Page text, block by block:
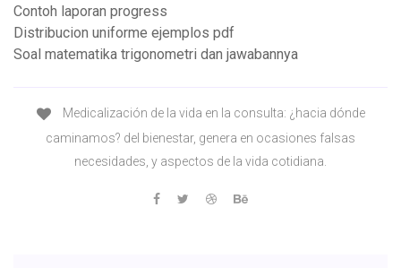
Contoh laporan progress
Distribucion uniforme ejemplos pdf
Soal matematika trigonometri dan jawabannya
Medicalización de la vida en la consulta: ¿hacia dónde
caminamos? del bienestar, genera en ocasiones falsas
necesidades, y aspectos de la vida cotidiana.